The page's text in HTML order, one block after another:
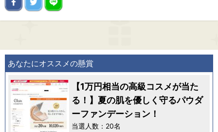
あなたにオススメの懸賞
【1万円相当の高級コスメが当た
る！】夏の肌を優しく守るパウダ
ーファンデーション！
当選人数：20名